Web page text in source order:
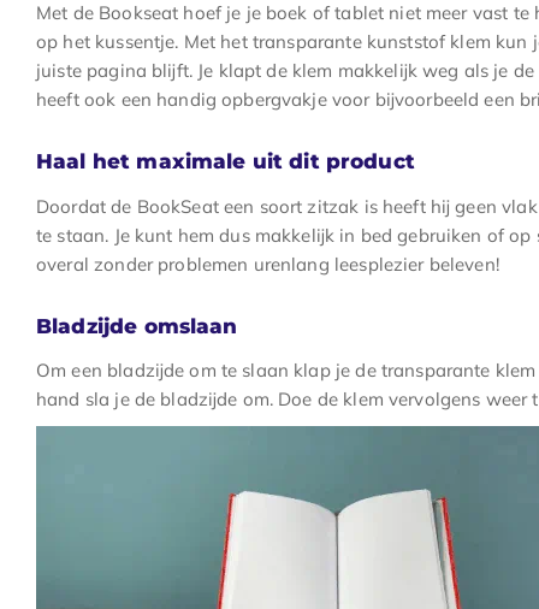
Met de Bookseat hoef je je boek of tablet niet meer vast te
op het kussentje. Met het transparante kunststof klem kun
juiste pagina blijft. Je klapt de klem makkelijk weg als je
heeft ook een handig opbergvakje voor bijvoorbeeld een
Haal het maximale uit dit product
Doordat de BookSeat een soort zitzak is heeft hij geen
te staan. Je kunt hem dus makkelijk in bed gebruiken of
overal zonder problemen urenlang leesplezier beleven!
Bladzijde omslaan
Om een bladzijde om te slaan klap je de transparante
hand sla je de bladzijde om. Doe de klem vervolgens weer